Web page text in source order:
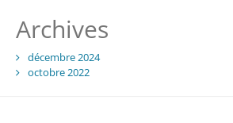
Archives
décembre 2024
octobre 2022